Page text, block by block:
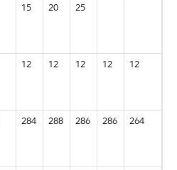
15 20 25
12 12 12 12 12
284 288 286 286 264